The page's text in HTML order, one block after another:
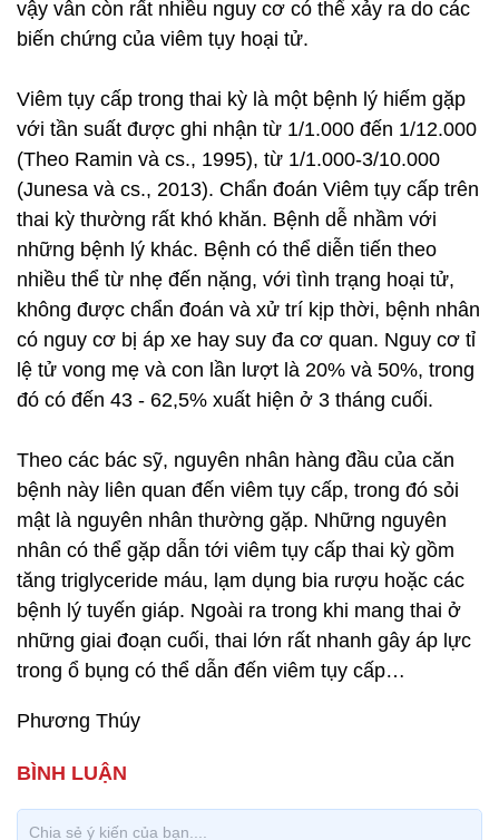
vậy vẫn còn rất nhiều nguy cơ có thể xảy ra do các
biến chứng của viêm tụy hoại tử.
Viêm tụy cấp trong thai kỳ là một bệnh lý hiếm gặp
với tần suất được ghi nhận từ 1/1.000 đến 1/12.000
(Theo Ramin và cs., 1995), từ 1/1.000-3/10.000
(Junesa và cs., 2013). Chẩn đoán Viêm tụy cấp trên
thai kỳ thường rất khó khăn. Bệnh dễ nhầm với
những bệnh lý khác. Bệnh có thể diễn tiến theo
nhiều thể từ nhẹ đến nặng, với tình trạng hoại tử,
không được chẩn đoán và xử trí kịp thời, bệnh nhân
có nguy cơ bị áp xe hay suy đa cơ quan. Nguy cơ tỉ
lệ tử vong mẹ và con lần lượt là 20% và 50%, trong
đó có đến 43 - 62,5% xuất hiện ở 3 tháng cuối.
Theo các bác sỹ, nguyên nhân hàng đầu của căn
bệnh này liên quan đến viêm tụy cấp, trong đó sỏi
mật là nguyên nhân thường gặp. Những nguyên
nhân có thể gặp dẫn tới viêm tụy cấp thai kỳ gồm
tăng triglyceride máu, lạm dụng bia rượu hoặc các
bệnh lý tuyến giáp. Ngoài ra trong khi mang thai ở
những giai đoạn cuối, thai lớn rất nhanh gây áp lực
trong ổ bụng có thể dẫn đến viêm tụy cấp…
Phương Thúy